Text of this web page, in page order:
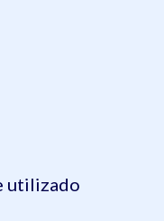
utilizado